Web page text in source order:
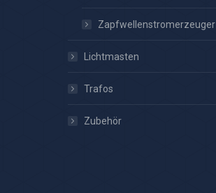
Zapfwellenstromerzeuger
Lichtmasten
Trafos
Zubehör